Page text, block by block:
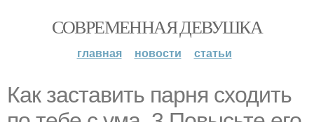
СОВРЕМЕННАЯ ДЕВУШКА
главная новости статьи
Как заставить парня сходить